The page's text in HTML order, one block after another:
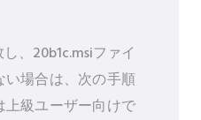
、20b1c.msiファイ
場合は、次の手順
級ユーザー向けで